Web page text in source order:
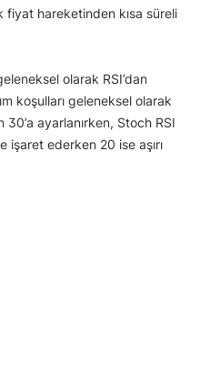
fiyat hareketinden kısa süreli
geleneksel olarak RSI’dan
koşulları geleneksel olarak
30’a ayarlanırken, Stoch RSI
işaret ederken 20 ise aşırı